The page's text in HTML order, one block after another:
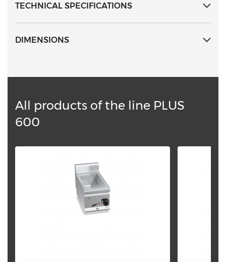
TECHNICAL SPECIFICATIONS
DIMENSIONS
All products of the line PLUS
600